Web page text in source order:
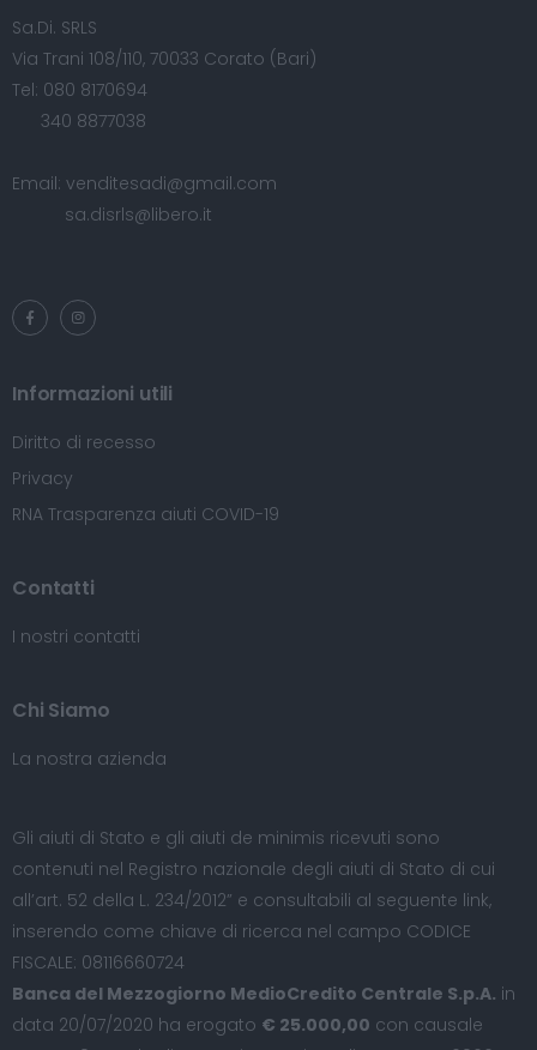
Sa.Di. SRLS
Via Trani 108/110, 70033 Corato (Bari)
Tel: 080 8170694
340 8877038
Email: venditesadi@gmail.com
sa.disrls@libero.it
Informazioni utili
Diritto di recesso
Privacy
RNA Trasparenza aiuti COVID-19
Contatti
I nostri contatti
Chi Siamo
La nostra azienda
Gli aiuti di Stato e gli aiuti de minimis ricevuti sono
contenuti nel Registro nazionale degli aiuti di Stato di cui
all’art. 52 della L. 234/2012” e consultabili al seguente link,
inserendo come chiave di ricerca nel campo CODICE
FISCALE: 08116660724
Banca del Mezzogiorno MedioCredito Centrale S.p.A. in
data 20/07/2020 ha erogato € 25.000,00 con causale